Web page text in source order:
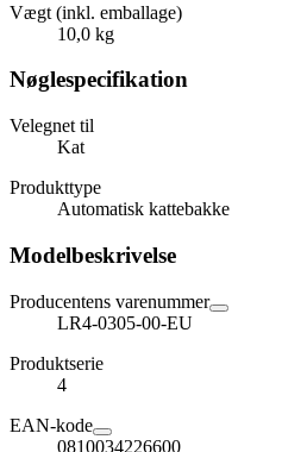
Vægt (inkl. emballage)
10,0 kg
Nøglespecifikation
Velegnet til
Kat
Produkttype
Automatisk kattebakke
Modelbeskrivelse
Producentens varenummer
LR4-0305-00-EU
Produktserie
4
EAN-kode
0810034226600